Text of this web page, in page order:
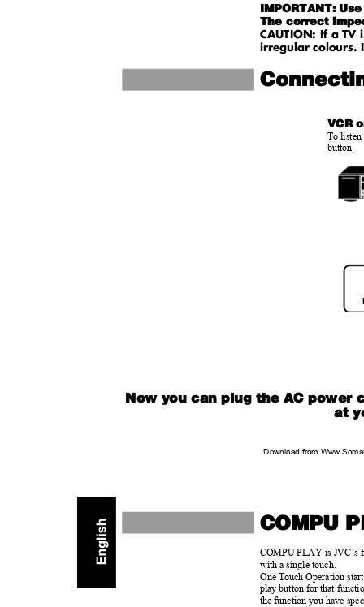
IMPORTANT:
The correct
CAUTION: If a
irregular colours.
VCR
To
button.
Now you can plug the AC
at
Download from
COMPU
COMPU PLAY is JVC’s
with a single touch.
One Touch Operation
play button for that
the function you have